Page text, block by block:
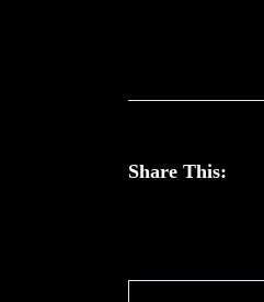
Share This: